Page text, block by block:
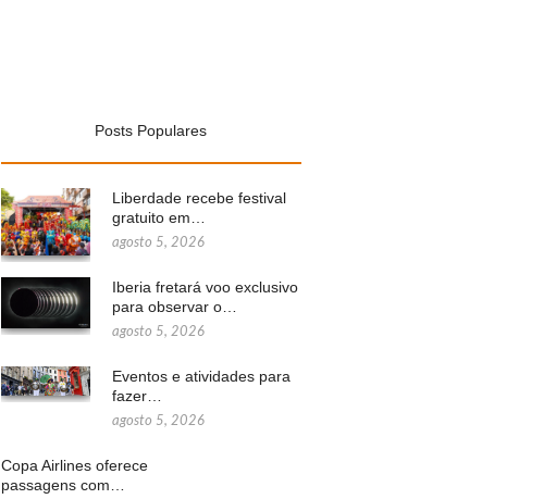
Posts Populares
Liberdade recebe festival
gratuito em…
agosto 5, 2026
Iberia fretará voo exclusivo
para observar o…
agosto 5, 2026
Eventos e atividades para
fazer…
agosto 5, 2026
Copa Airlines oferece
passagens com…